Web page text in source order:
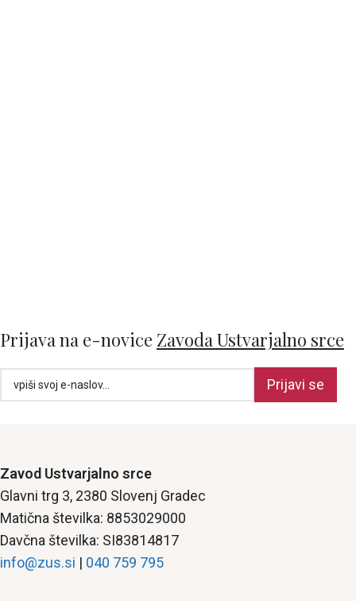
Prijava na e-novice Zavoda Ustvarjalno srce
Prijavi se
Zavod Ustvarjalno srce
Glavni trg 3, 2380 Slovenj Gradec
Matična številka: 8853029000
Davčna številka: SI83814817
info@zus.si | 040 759 795